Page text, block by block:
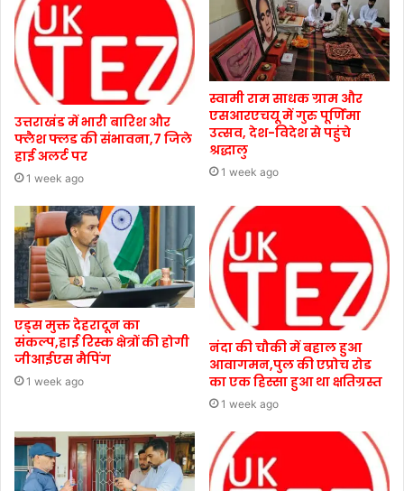
उत्तराखंड में भारी बारिश और
फ्लैश फ्लड की संभावना,7 जिले
हाई अलर्ट पर
1 week ago
स्वामी राम साधक ग्राम और
एसआरएचयू में गुरु पूर्णिमा
उत्सव, देश-विदेश से पहुंचे
श्रद्धालु
1 week ago
एड्स मुक्त देहरादून का
संकल्प,हाई रिस्क क्षेत्रों की होगी
जीआईएस मैपिंग
1 week ago
नंदा की चौकी में बहाल हुआ
आवागमन,पुल की एप्रोच रोड
का एक हिस्सा हुआ था क्षतिग्रस्त
1 week ago